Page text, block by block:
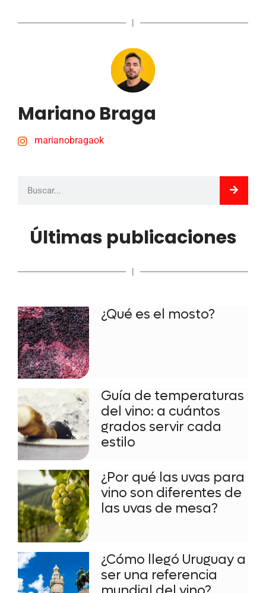
|
Mariano Braga
marianobragaok
Últimas publicaciones
|
¿Qué es el mosto?
Guía de temperaturas
del vino: a cuántos
grados servir cada
estilo
¿Por qué las uvas para
vino son diferentes de
las uvas de mesa?
¿Cómo llegó Uruguay a
ser una referencia